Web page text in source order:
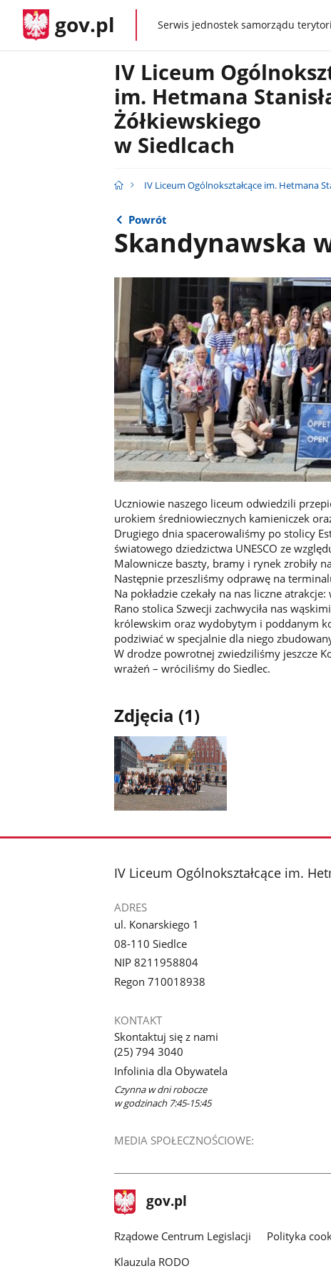
gov.pl gov.plSerwis jednostek samorządu
IV Liceum
im. Hetmana
Żółkiewskiego
w Siedlcach
IV Liceum Ogólnokształcące im. Hetmana
Powrót
Skandynawska
Uczniowie naszego liceum odwiedzili
urokiem średniowiecznych kamieniczek
Drugiego dnia spacerowaliśmy po stolicy
światowego dziedzictwa UNESCO ze
Malownicze baszty, bramy i rynek zrobiły
Następnie przeszliśmy odprawę na
Na pokładzie czekały na nas liczne
Rano stolica Szwecji zachwyciła nas
królewskim oraz wydobytym i poddanym
podziwiać w specjalnie dla niego
W drodze powrotnej zwiedziliśmy jeszcze
wrażeń – wróciliśmy do Siedlec.
Zdjęcia (1)
galerii.
stopka
IV Liceum Ogólnokształcące im.
ADRES
ul. Konarskiego 1
08-110 Siedlce
NIP 8211958804
Regon 710018938
KONTAKT
Skontaktuj się z nami
(25) 794 3040
Infolinia dla Obywatela
Czynna w dni robocze
w godzinach 7:45-15:45
MEDIA SPOŁECZNOŚCIOWE:
stopka
gov.pl Strona
gov.pl
Rządowe Centrum Legislacji Polityka
Klauzula RODO